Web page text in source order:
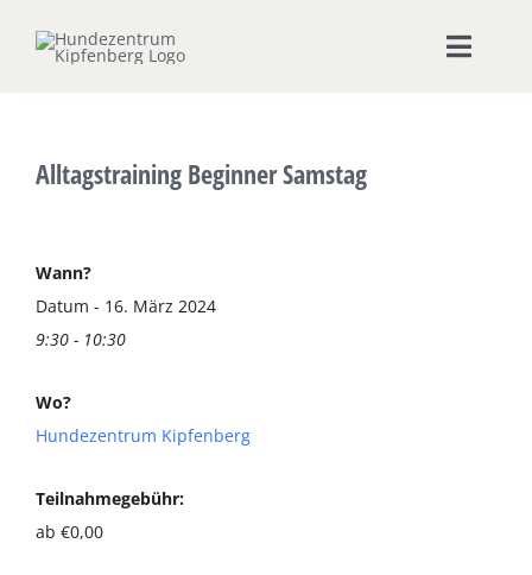
Inhalt
Toggle
Seminare & Workshops
Unsere Shops
Ernährungsberatung
Alltagstraining Beginner Samstag
Wann?
Datum - 16. März 2024
9:30 - 10:30
Wo?
Hundezentrum Kipfenberg
Teilnahmegebühr:
ab €0,00